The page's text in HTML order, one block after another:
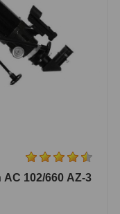
102/660 AZ-3